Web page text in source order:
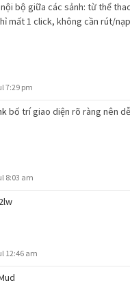
bộ giữa các sảnh: từ thể
mất 1 click, không cần rút/
7:29 pm
bố trí giao diện rõ ràng nên
8:03 am
12:46 am